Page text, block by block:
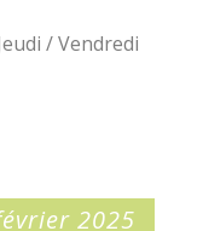
/ Vendredi
2025